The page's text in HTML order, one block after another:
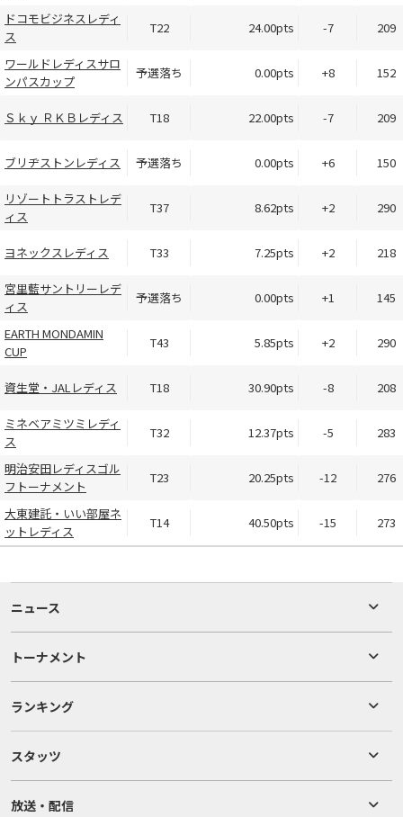
ドコモビジネスレディ
ス
T22 24.00pts -7 209
ワールドレディスサロ
ンパスカップ
予選落ち 0.00pts +8 152
Ｓｋｙ ＲＫＢレディス T18 22.00pts -7 209
ブリヂストンレディス 予選落ち 0.00pts +6 150
リゾートトラストレデ
ィス
T37 8.62pts +2 290
ヨネックスレディス T33 7.25pts +2 218
宮里藍サントリーレデ
ィス
予選落ち 0.00pts +1 145
EARTH MONDAMIN
CUP
T43 5.85pts +2 290
資生堂・JALレディス T18 30.90pts -8 208
ミネベアミツミレディ
ス
T32 12.37pts -5 283
明治安田レディスゴル
フトーナメント
T23 20.25pts -12 276
大東建託・いい部屋ネ
ットレディス
T14 40.50pts -15 273
ニュース
トーナメント
ランキング
スタッツ
放送・配信